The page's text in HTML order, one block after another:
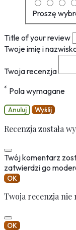
Proszę
Title of your review
Twoje imię i
Twoja recenzja
* Pola wymagane
Anuluj Wyślij
Recenzja została
Twój komentarz
zatwierdzi go
OK
Twoja recenzja nie
OK